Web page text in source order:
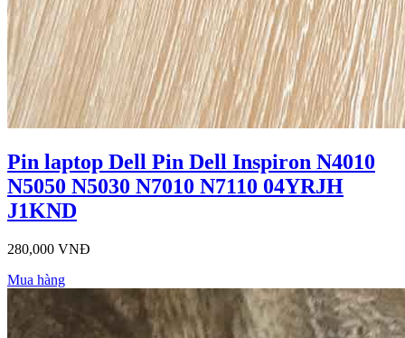
Pin laptop Dell Pin Dell Inspiron N4010
N5050 N5030 N7010 N7110 04YRJH
J1KND
280,000 VNĐ
Mua hàng